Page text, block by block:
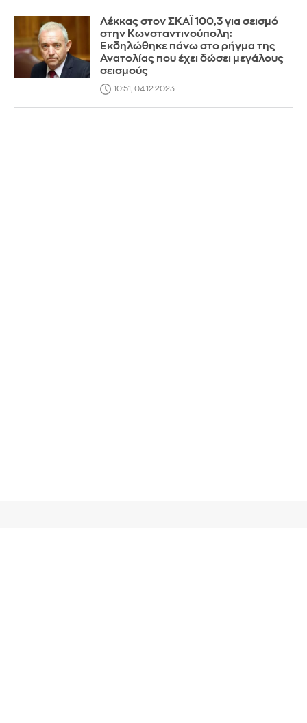
Λέκκας στον ΣΚΑΪ 100,3 για σεισμό
στην Κωνσταντινούπολη:
Εκδηλώθηκε πάνω στο ρήγμα της
Ανατολίας που έχει δώσει μεγάλους
σεισμούς
10:51, 04.12.2023